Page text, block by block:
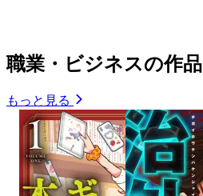
職業・ビジネスの作品
もっと見る